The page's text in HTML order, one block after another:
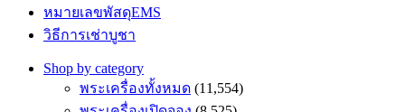
หมายเลขพัสดุEMS
วิธีการเช่าบูชา
Shop by category
พระเครื่องทั้งหมด (11,554)